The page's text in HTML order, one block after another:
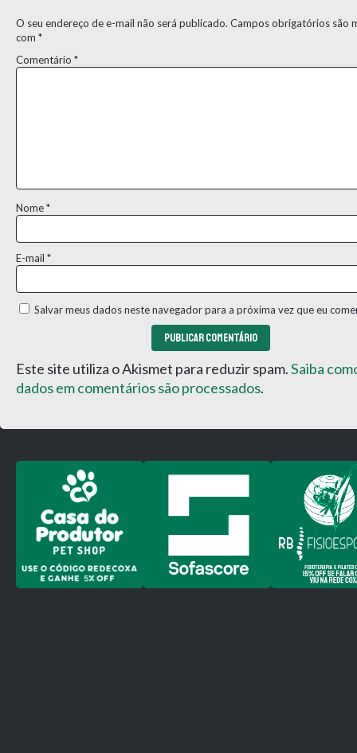
O seu endereço de e-mail não será publicado. Campos obrigatórios são
com *
Comentário *
Nome*
E-mail *
Salvar meus dados neste navegador para a próxima vez que eu
Este site utiliza o Akismet para reduzir spam.Saiba
dados em comentários são processados.